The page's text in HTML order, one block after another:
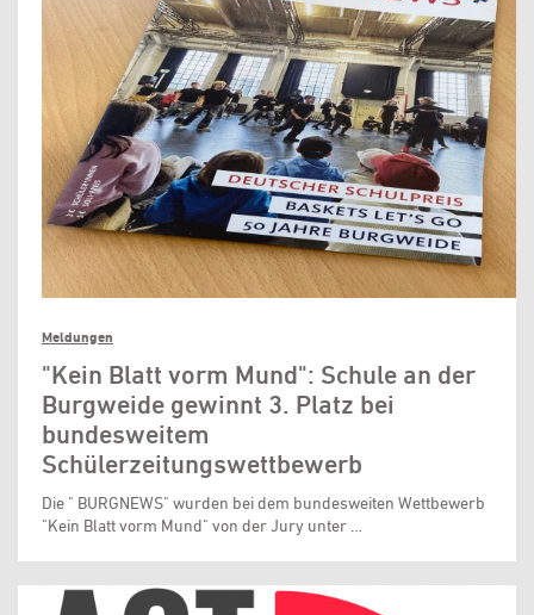
Meldungen
"Kein Blatt vorm Mund": Schule an der
Burgweide gewinnt 3. Platz bei
bundesweitem
Schülerzeitungswettbewerb
Die " BURGNEWS" wurden bei dem bundesweiten Wettbewerb
"Kein Blatt vorm Mund" von der Jury unter …